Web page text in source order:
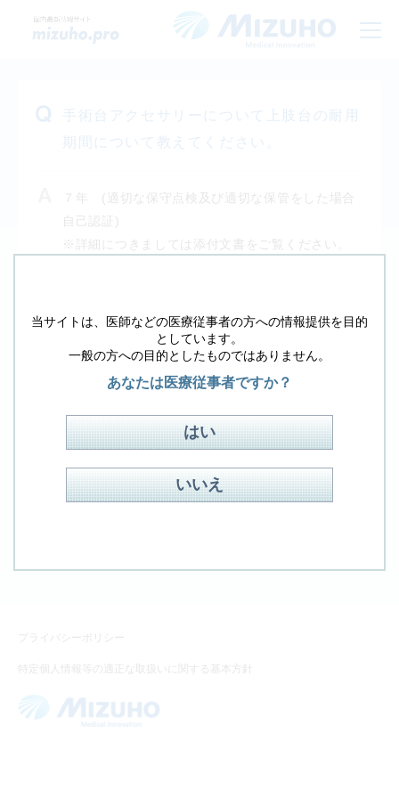
手術台アクセサリーについて上肢台の耐用
期間について教えてください。
７年 (適切な保守点検及び適切な保管をした場合
自己認証)
※詳細につきましては添付文書をご覧ください。
その他の質問は、下のフォームから検索して下さ
い。
検索方式： OR AND
見つからない場合、フォームよりお問合せください
プライバシーポリシー
特定個人情報等の適正な取扱いに関する基本方針
当サイトは、医師などの医療従事者の方への情報提供を目的
としています。
一般の方への目的としたものではありません。
あなたは医療従事者ですか？
はい
いいえ